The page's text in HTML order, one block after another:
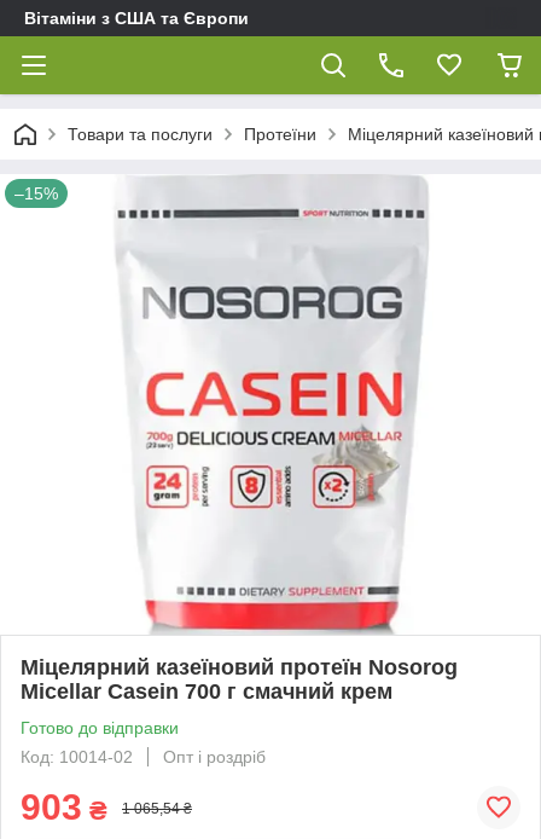
Вітаміни з США та Європи
Товари та послуги Протеїни Міцелярний
–15%
Міцелярний казеїновий протеїн Nosorog
Micellar Casein 700 г смачний крем
Готово до відправки
Код: 10014-02
Опт і роздріб
903 ₴ 1 065,54 ₴